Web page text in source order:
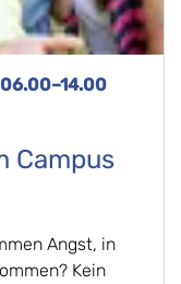
Campus
Angst, in
Kein